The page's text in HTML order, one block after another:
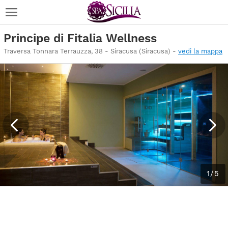
Principe di Fitalia Wellness
Traversa Tonnara Terrauzza, 38 - Siracusa (Siracusa) - vedi la mappa
1/5